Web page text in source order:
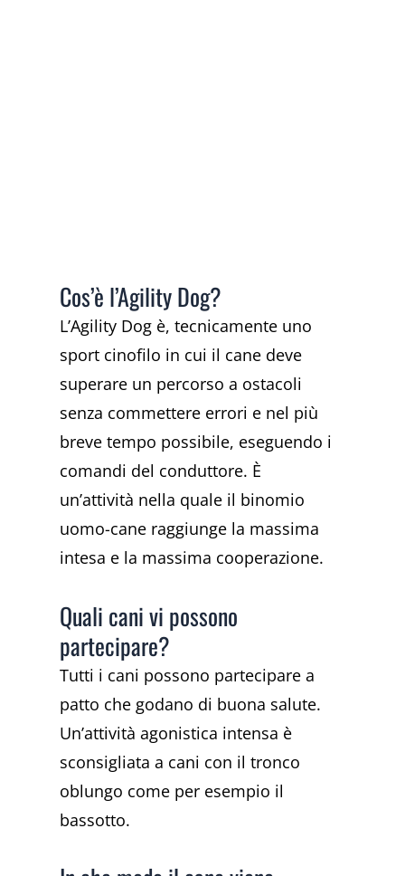
Cos’è l’Agility Dog?
L’Agility Dog è, tecnicamente uno
sport cinofilo in cui il cane deve
superare un percorso a ostacoli
senza commettere errori e nel più
breve tempo possibile, eseguendo i
comandi del conduttore. È
un’attività nella quale il binomio
uomo-cane raggiunge la massima
intesa e la massima cooperazione.
Quali cani vi possono
partecipare?
Tutti i cani possono partecipare a
patto che godano di buona salute.
Un’attività agonistica intensa è
sconsigliata a cani con il tronco
oblungo come per esempio il
bassotto.